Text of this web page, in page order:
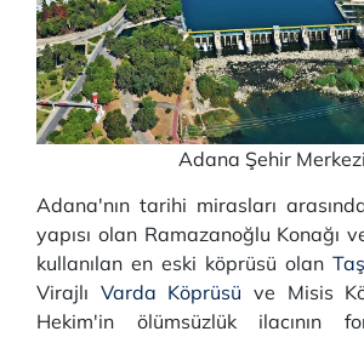
Adana Şehir Merkezi
Adana'nın tarihi mirasları
yapısı olan Ramazanoğlu Konağı
kullanılan en eski köprüsü olan
Virajlı Varda Köprüsü ve Misis
Hekim'in ölümsüzlük ilacının